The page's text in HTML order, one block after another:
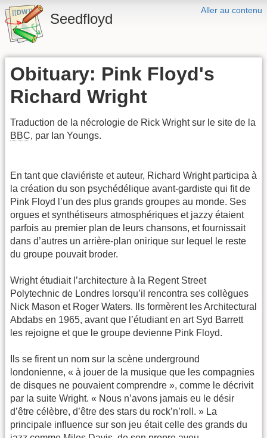
Aller au contenu
Seedfloyd
Obituary: Pink Floyd's
Richard Wright
Traduction de la nécrologie de Rick Wright sur le site de la
BBC, par Ian Youngs.
En tant que claviériste et auteur, Richard Wright participa à
la création du son psychédélique avant-gardiste qui fit de
Pink Floyd l’un des plus grands groupes au monde. Ses
orgues et synthétiseurs atmosphériques et jazzy étaient
parfois au premier plan de leurs chansons, et fournissait
dans d’autres un arrière-plan onirique sur lequel le reste
du groupe pouvait broder.
Wright étudiait l’architecture à la Regent Street
Polytechnic de Londres lorsqu’il rencontra ses collègues
Nick Mason et Roger Waters. Ils formèrent les Architectural
Abdabs en 1965, avant que l’étudiant en art Syd Barrett
les rejoigne et que le groupe devienne Pink Floyd.
Ils se firent un nom sur la scène underground
londonienne, « à jouer de la musique que les compagnies
de disques ne pouvaient comprendre », comme le décrivit
par la suite Wright. « Nous n’avons jamais eu le désir
d’être célèbre, d’être des stars du rock’n’roll. » La
principale influence sur son jeu était celle des grands du